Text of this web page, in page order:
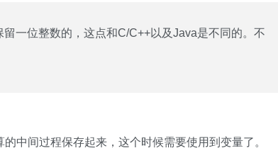
留一位整数的，这点和C/C++以及Java是不同的。不
中间过程保存起来，这个时候需要使用到变量了。